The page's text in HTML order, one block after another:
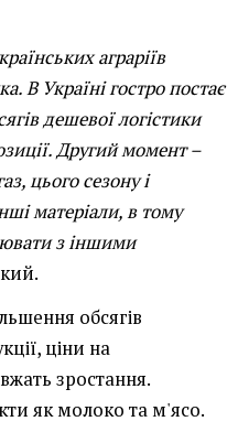
аграріїв
В Україні гостро постає
дешевої логістики
Другий момент –
цього сезону і
матеріали, в тому
з іншими
обсягів
ціни на
зростання.
як молоко та м'ясо.